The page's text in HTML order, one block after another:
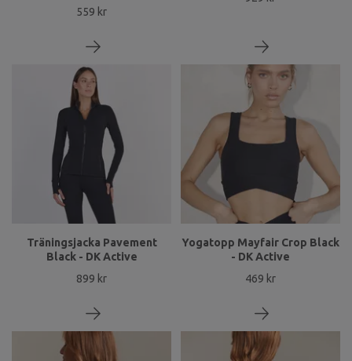
559 kr
Träningsjacka Pavement
Black - DK Active
899 kr
Yogatopp Mayfair Crop Black
- DK Active
469 kr